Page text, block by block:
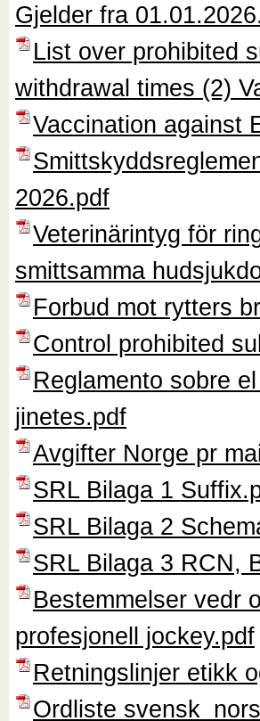
Gjelder fra
List over prohibited
withdrawal times (2)
Vaccination against
2026.pdf
Veterinärintyg för
smittsamma
Forbud mot rytters
Control prohibited
Reglamento sobre
jinetes.pdf
Avgifter Norge pr
SRL Bilaga 1
SRL Bilaga 2
SRL Bilaga 3 RCN,
Bestemmelser vedr
profesjonell jockey.pdf
Retningslinjer etikk
Ordliste